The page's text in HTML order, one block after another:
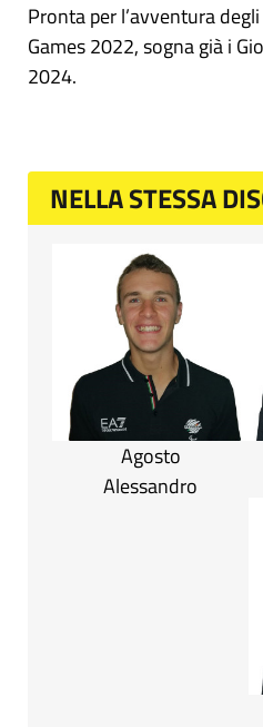
Pronta per l’avventura
Games 2022, sogna già i
2024.
NELLA STESSA
Agosto
Alessandro